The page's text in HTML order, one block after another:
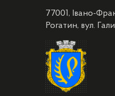
77001, Івано-
Рогатин, вул.